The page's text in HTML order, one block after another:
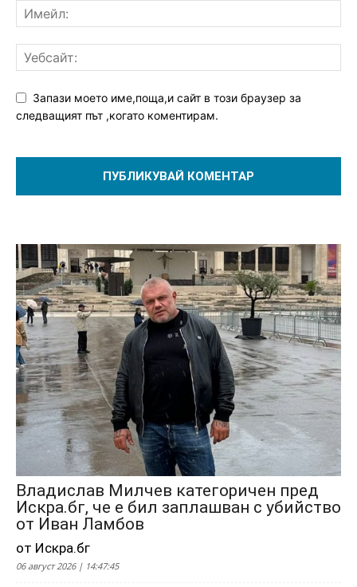
Запази моето име,поща,и сайт в този браузер за
следващият път ,когато коментирам.
Владислав Милчев категоричен пред
Искра.бг, че е бил заплашван с убийство
от Иван Ламбов
от Искра.бг
06 август 2026 | 14:47:45